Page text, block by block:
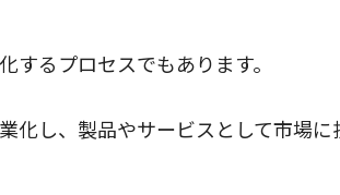
るプロセスでもあります。
化し、製品やサービスとして市場